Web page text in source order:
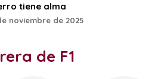
tiene alma
noviembre de 2025
de F1